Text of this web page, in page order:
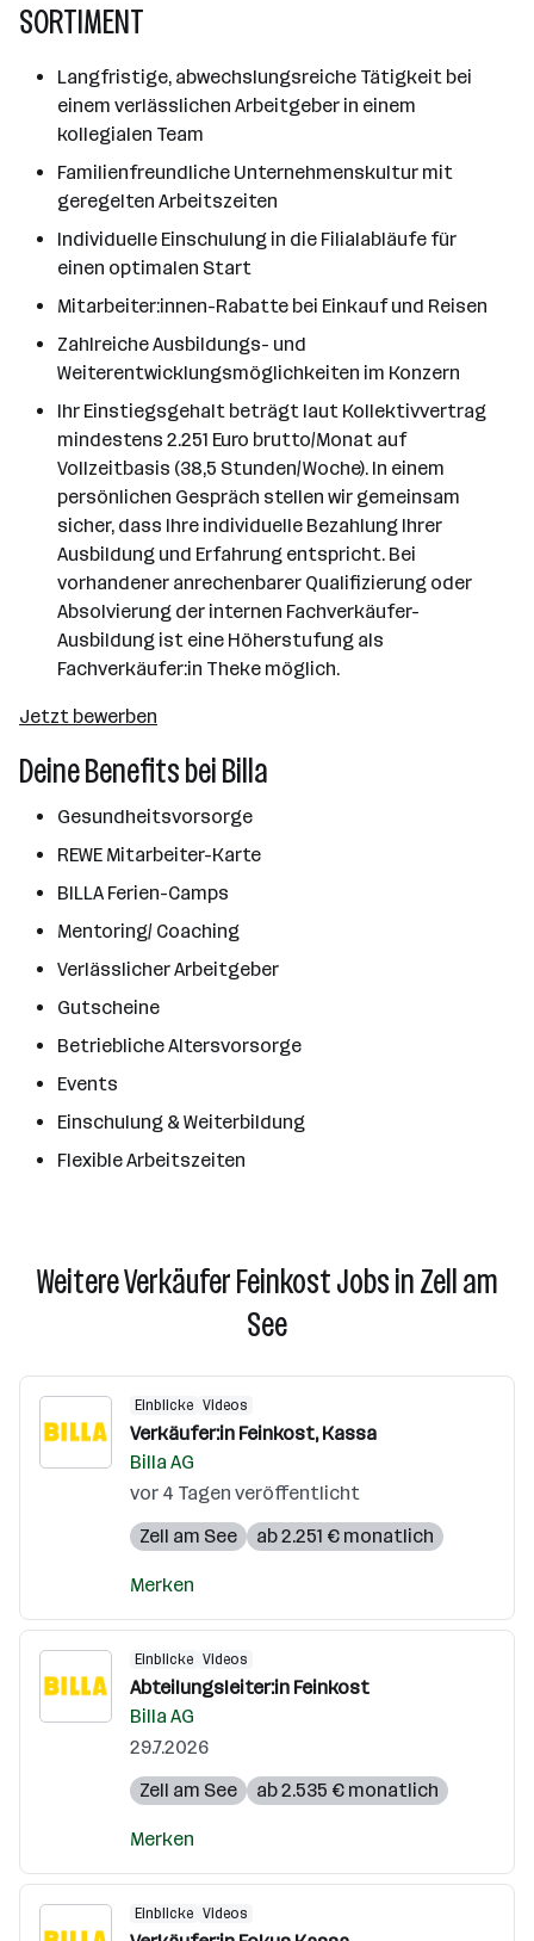
SORTIMENT
Langfristige, abwechslungsreiche Tätigkeit bei
einem verlässlichen Arbeitgeber in einem
kollegialen Team
Familienfreundliche Unternehmenskultur mit
geregelten Arbeitszeiten
Individuelle Einschulung in die Filialabläufe für
einen optimalen Start
Mitarbeiter:innen-Rabatte bei Einkauf und Reisen
Zahlreiche Ausbildungs- und
Weiterentwicklungsmöglichkeiten im Konzern
Ihr Einstiegsgehalt beträgt laut Kollektivvertrag
mindestens 2.251 Euro brutto/Monat auf
Vollzeitbasis (38,5 Stunden/Woche). In einem
persönlichen Gespräch stellen wir gemeinsam
sicher, dass Ihre individuelle Bezahlung Ihrer
Ausbildung und Erfahrung entspricht. Bei
vorhandener anrechenbarer Qualifizierung oder
Absolvierung der internen Fachverkäufer-
Ausbildung ist eine Höherstufung als
Fachverkäufer:in Theke möglich.
Jetzt bewerben
Deine Benefits bei Billa
Gesundheitsvorsorge
REWE Mitarbeiter-Karte
BILLA Ferien-Camps
Mentoring/ Coaching
Verlässlicher Arbeitgeber
Gutscheine
Betriebliche Altersvorsorge
Events
Einschulung & Weiterbildung
Flexible Arbeitszeiten
Weitere Verkäufer Feinkost Jobs in Zell am
See
Einblicke Videos
Verkäufer:in Feinkost, Kassa
Billa AG
vor 4 Tagen veröffentlicht
Zell am See
ab 2.251 € monatlich
Merken
Einblicke Videos
Abteilungsleiter:in Feinkost
Billa AG
29.7.2026
Zell am See
ab 2.535 € monatlich
Merken
Einblicke Videos